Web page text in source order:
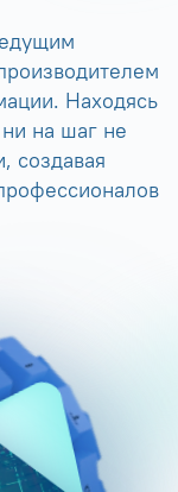
Находясь
на шаг не
создавая